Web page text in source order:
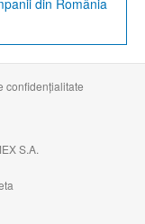
confidențialitate
S.A.